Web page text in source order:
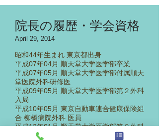
院長の履歴・学会資格
April 29, 2014
昭和44年生まれ 東京都出身
平成07年04月 順天堂大学医学部卒業
平成07年05月 順天堂大学医学部付属順天
堂医院外科研修医
平成09年05月 順天堂大学医学部第２外科
入局
平成10年05月 東京自動車連合健康保険組
合 柳橋病院外科 医員
平成12年01月 順天堂大学医学部第２外科